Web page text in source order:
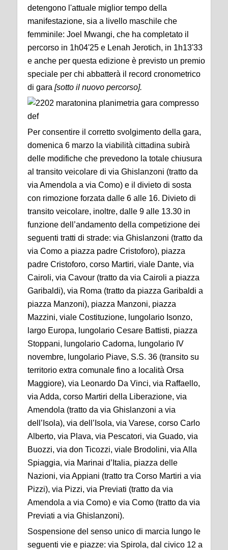
detengono l'attuale miglior tempo della
manifestazione, sia a livello maschile che
femminile: Joel Mwangi, che ha completato il
percorso in 1h04'25 e Lenah Jerotich, in 1h13'33
e anche per questa edizione è previsto un premio
speciale per chi abbatterà il record cronometrico
di gara [sotto il nuovo percorso].
Per consentire il corretto svolgimento della gara,
domenica 6 marzo la viabilità cittadina subirà
delle modifiche che prevedono la totale chiusura
al transito veicolare di via Ghislanzoni (tratto da
via Amendola a via Como) e il divieto di sosta
con rimozione forzata dalle 6 alle 16. Divieto di
transito veicolare, inoltre, dalle 9 alle 13.30 in
funzione dell’andamento della competizione dei
seguenti tratti di strade: via Ghislanzoni (tratto da
via Como a piazza padre Cristoforo), piazza
padre Cristoforo, corso Martiri, viale Dante, via
Cairoli, via Cavour (tratto da via Cairoli a piazza
Garibaldi), via Roma (tratto da piazza Garibaldi a
piazza Manzoni), piazza Manzoni, piazza
Mazzini, viale Costituzione, lungolario Isonzo,
largo Europa, lungolario Cesare Battisti, piazza
Stoppani, lungolario Cadorna, lungolario IV
novembre, lungolario Piave, S.S. 36 (transito su
territorio extra comunale fino a località Orsa
Maggiore), via Leonardo Da Vinci, via Raffaello,
via Adda, corso Martiri della Liberazione, via
Amendola (tratto da via Ghislanzoni a via
dell’Isola), via dell’Isola, via Varese, corso Carlo
Alberto, via Plava, via Pescatori, via Guado, via
Buozzi, via don Ticozzi, viale Brodolini, via Alla
Spiaggia, via Marinai d’Italia, piazza delle
Nazioni, via Appiani (tratto tra Corso Martiri a via
Pizzi), via Pizzi, via Previati (tratto da via
Amendola a via Como) e via Como (tratto da via
Previati a via Ghislanzoni).
Sospensione del senso unico di marcia lungo le
seguenti vie e piazze: via Spirola, dal civico 12 a